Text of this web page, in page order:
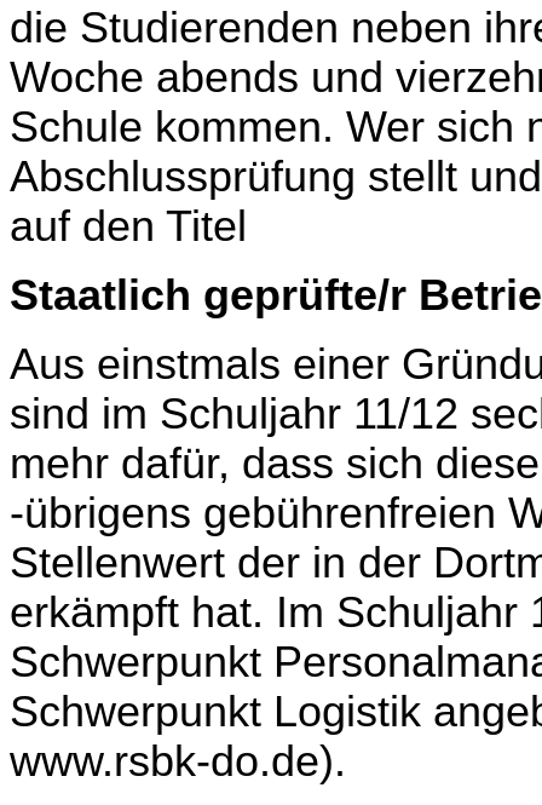
die Studierenden neben
Woche abends und
Schule kommen. Wer sich
Abschlussprüfung stellt
auf den Titel
Staatlich geprüfte/r
Aus einstmals einer
sind im Schuljahr 11/12
mehr dafür, dass sich
-übrigens gebührenfreien
Stellenwert der in der
erkämpft hat. Im Schuljahr
Schwerpunkt
Schwerpunkt Logistik
www.rsbk-do.de).